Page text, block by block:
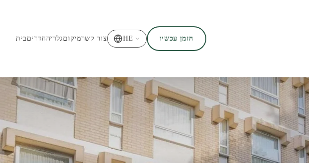
בית חדריםגלריה מיקוםצור קשר HE הזמן עכשיו